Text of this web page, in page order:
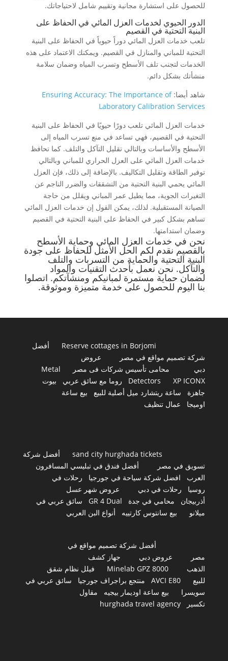
للحصول على استشارة مجانية وتقييم شامل لاحتياجاتك.
الدور الحيوي لخدمات العزل المائي في الحفاظ على
البنية التحتية في القصيم
تلعب خدمات العزل المائي دوراً حيوياً في الحفاظ على البنية
التحتية للمباني والمنازل في القصيم. ويمكنك الاعتماد على هذه
الخدمات لتجنب تلف الأسطح وتسرب المياه وضمان سلامة
منشأتك بشكل دائم.
شاهد أيضا:Ensuring Accuracy: The Importance of
Laboratory Calibration Services
خدمات العزل المائي تلعب دورًا حيويًا في الحفاظ على البنية
التحتية في القصيم، فهي تساعد في منع تسرب المياه إلى
الأسطح والأساسات وبالتالي تقليل التآكل والتلف. كما تحافظ
خدمات العزل المائي على العزل الحراري للمباني وبالتالي
توفير الطاقة وتقليل التكاليف. بالإضافة إلى ذلك، فإن العزل
المائي يحمي البنية التحتية من التشققات والضرر الناجم عن
التغيرات الجوية، مما يطيل عمر المباني ويقلل من حاجة
الصيانة المستقبلية. لذلك، يمكن القول إن خدمات العزل المائي
تساهم بشكل كبير في الحفاظ على البنية التحتية في القصيم
وضمان استدامتها.
نحن في خدمات العزل المائي وحماية الأسطح
بالقصيم نقدم لكم الحل الأمثل للحفاظ على جودة
البنية التحتية والحماية من التسربات والتلف
والتآكل. نحن نعمل بأحدث التقنيات والمواد
لضمان حماية مستمرة لمبانيكم ومنشآتكم. اتصلوا
بنا اليوم للحصول على خدمة متميزة وموثوقة.
Reserve cottages in Borjomi
أفضل
شركة تصميم مواقع في مصر
عروض
دبي
محامى تأسيس شركات فى مصر
Metal
Detectors
XP ICONX روما مع سائق عربي
بيوت
جاهزة
ساعة ريتشارد ميل أصلية للبيع
بيع ساعة
اوميجا
عمال تنظيف
sand city hurghada tickets
أفضل شركة
تسويق في مصر
أفضل فندق في تبليسي المسافرون
العرب
افضل شركة سياحة في جورجيا
رحلات في
روسيا
رحلات في دبي
عروض شهر عسل
أذربيجان
محامي في جدة GR 4 Dual
سائق عربي في
ميلانو
بيع سانتوس كارتييه أنواع البن العربي
أفضل شركة تصميم مواقع في
مصر
عروض دبي
جهاز كشف
الذهب
Minelab GPZ 8000
فيلل نظام شقق
للبيع
AVCI E80 منتجع براجراف جورجيا
سائق عربي في
سويسرا
بيع ساعة اوديمار بيجيه
مقاول
تكسير
hurghada travel agency